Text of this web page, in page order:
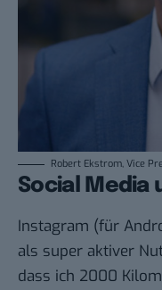
Robert Ekstrom, Vice
Social Media
Instagram (für
als super aktiver
dass ich 2000